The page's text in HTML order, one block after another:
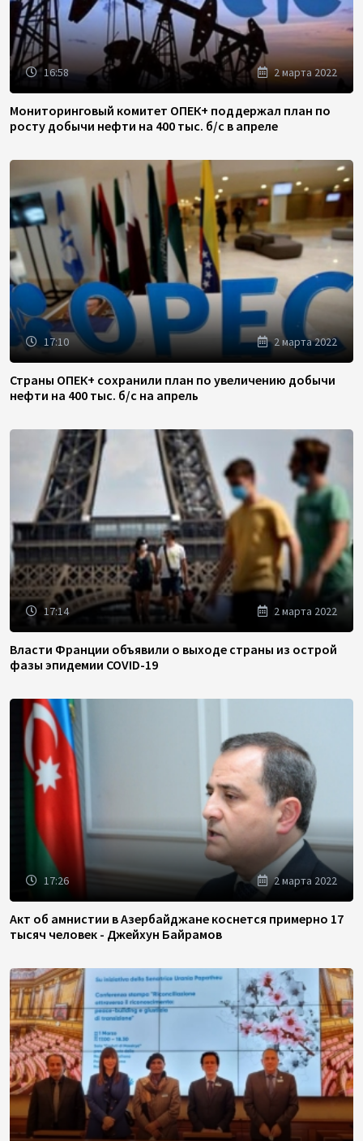
16:58 2 марта 2022
Мониторинговый комитет ОПЕК+ поддержал план по
росту добычи нефти на 400 тыс. б/с в апреле
17:10 2 марта 2022
Страны ОПЕК+ сохранили план по увеличению добычи
нефти на 400 тыс. б/с на апрель
17:14 2 марта 2022
Власти Франции объявили о выходе страны из острой
фазы эпидемии COVID-19
17:26 2 марта 2022
Акт об амнистии в Азербайджане коснется примерно 17
тысяч человек - Джейхун Байрамов